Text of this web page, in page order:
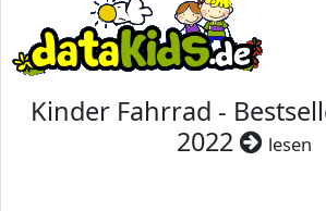
Kinder Fahrrad -
2022
lesen